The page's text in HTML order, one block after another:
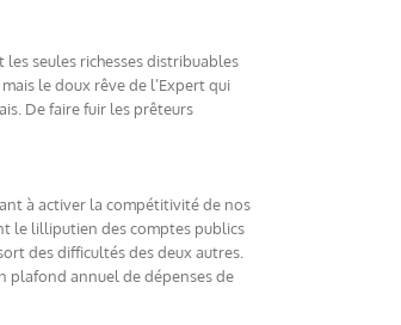
seules richesses distribuables
le doux rêve de l’Expert qui
De faire fuir les prêteurs
à activer la compétitivité de nos
le lilliputien des comptes publics
des difficultés des deux autres.
plafond annuel de dépenses de